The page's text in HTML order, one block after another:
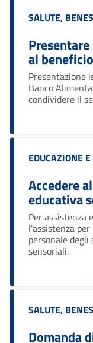
Categoria:
SALUTE,
al
Presentazione
Banco
condividere il
Categoria:
EDUCAZIONE
Accedere
educativa
Per assistenza
l'assistenza
personale
sensoriali.
Categoria:
SALUTE,
Domanda